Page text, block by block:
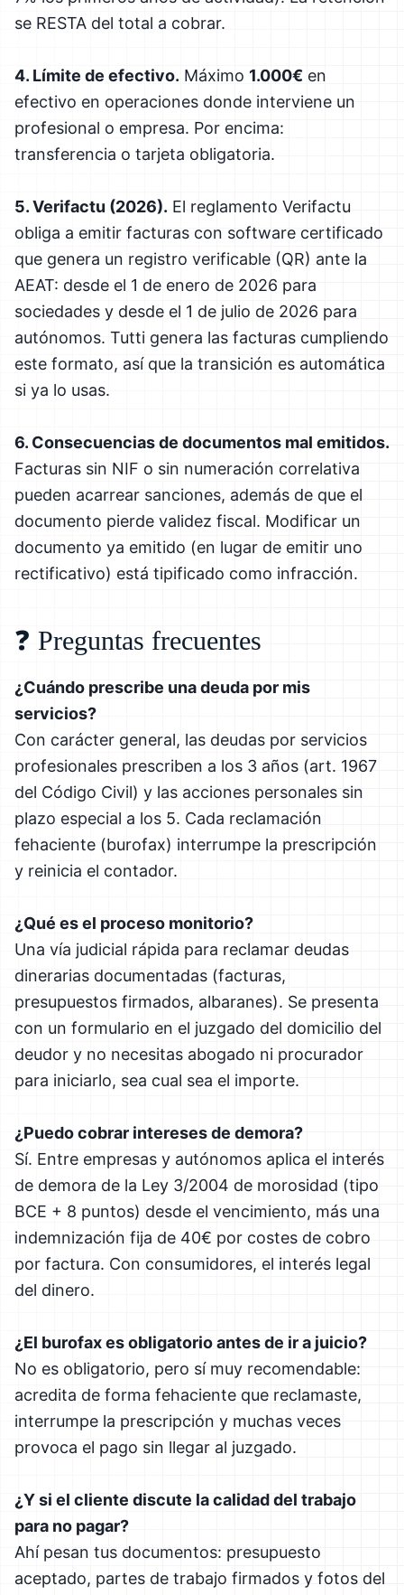
se RESTA del total a cobrar.
4. Límite de efectivo. Máximo 1.000€ en
efectivo en operaciones donde interviene un
profesional o empresa. Por encima:
transferencia o tarjeta obligatoria.
5. Verifactu (2026). El reglamento Verifactu
obliga a emitir facturas con software certificado
que genera un registro verificable (QR) ante la
AEAT: desde el 1 de enero de 2026 para
sociedades y desde el 1 de julio de 2026 para
autónomos. Tutti genera las facturas cumpliendo
este formato, así que la transición es automática
si ya lo usas.
6. Consecuencias de documentos mal emitidos.
Facturas sin NIF o sin numeración correlativa
pueden acarrear sanciones, además de que el
documento pierde validez fiscal. Modificar un
documento ya emitido (en lugar de emitir uno
rectificativo) está tipificado como infracción.
❓ Preguntas frecuentes
¿Cuándo prescribe una deuda por mis
servicios?
Con carácter general, las deudas por servicios
profesionales prescriben a los 3 años (art. 1967
del Código Civil) y las acciones personales sin
plazo especial a los 5. Cada reclamación
fehaciente (burofax) interrumpe la prescripción
y reinicia el contador.
¿Qué es el proceso monitorio?
Una vía judicial rápida para reclamar deudas
dinerarias documentadas (facturas,
presupuestos firmados, albaranes). Se presenta
con un formulario en el juzgado del domicilio del
deudor y no necesitas abogado ni procurador
para iniciarlo, sea cual sea el importe.
¿Puedo cobrar intereses de demora?
Sí. Entre empresas y autónomos aplica el interés
de demora de la Ley 3/2004 de morosidad (tipo
BCE + 8 puntos) desde el vencimiento, más una
indemnización fija de 40€ por costes de cobro
por factura. Con consumidores, el interés legal
del dinero.
¿El burofax es obligatorio antes de ir a juicio?
No es obligatorio, pero sí muy recomendable:
acredita de forma fehaciente que reclamaste,
interrumpe la prescripción y muchas veces
provoca el pago sin llegar al juzgado.
¿Y si el cliente discute la calidad del trabajo
para no pagar?
Ahí pesan tus documentos: presupuesto
aceptado, partes de trabajo firmados y fotos del